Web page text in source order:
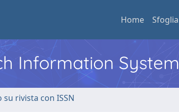
Home Sfoglia
Information System
su rivista con ISSN